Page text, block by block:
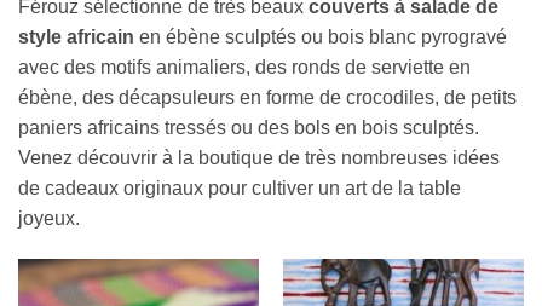
Férouz sélectionne de très beaux couverts à salade de
style africain en ébène sculptés ou bois blanc pyrogravé
avec des motifs animaliers, des ronds de serviette en
ébène, des décapsuleurs en forme de crocodiles, de petits
paniers africains tressés ou des bols en bois sculptés.
Venez découvrir à la boutique de très nombreuses idées
de cadeaux originaux pour cultiver un art de la table
joyeux.